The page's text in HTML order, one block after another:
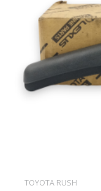
TOYOTA RUSH